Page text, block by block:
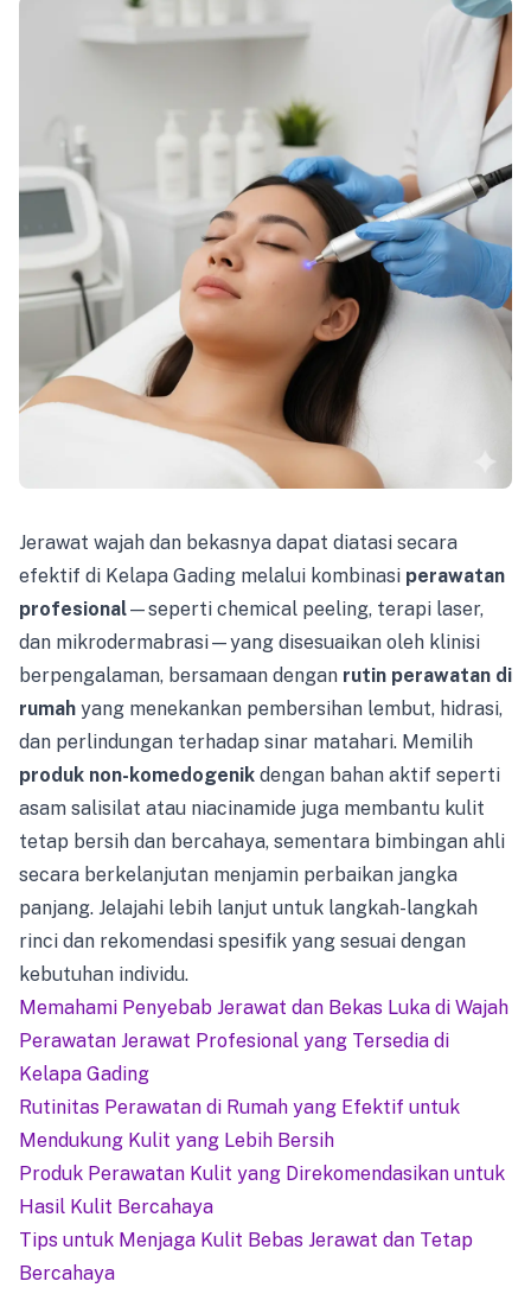
Jerawat wajah dan bekasnya dapat diatasi secara
efektif di Kelapa Gading melalui kombinasi perawatan
profesional—seperti chemical peeling, terapi laser,
dan mikrodermabrasi—yang disesuaikan oleh klinisi
berpengalaman, bersamaan dengan rutin perawatan di
rumah yang menekankan pembersihan lembut, hidrasi,
dan perlindungan terhadap sinar matahari. Memilih
produk non-komedogenik dengan bahan aktif seperti
asam salisilat atau niacinamide juga membantu kulit
tetap bersih dan bercahaya, sementara bimbingan ahli
secara berkelanjutan menjamin perbaikan jangka
panjang. Jelajahi lebih lanjut untuk langkah-langkah
rinci dan rekomendasi spesifik yang sesuai dengan
kebutuhan individu.
Memahami Penyebab Jerawat dan Bekas Luka di Wajah
Perawatan Jerawat Profesional yang Tersedia di
Kelapa Gading
Rutinitas Perawatan di Rumah yang Efektif untuk
Mendukung Kulit yang Lebih Bersih
Produk Perawatan Kulit yang Direkomendasikan untuk
Hasil Kulit Bercahaya
Tips untuk Menjaga Kulit Bebas Jerawat dan Tetap
Bercahaya